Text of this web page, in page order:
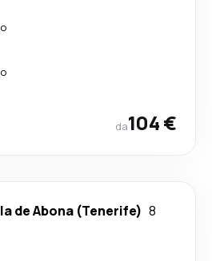
da104 €
de Abona (Tenerife) 8